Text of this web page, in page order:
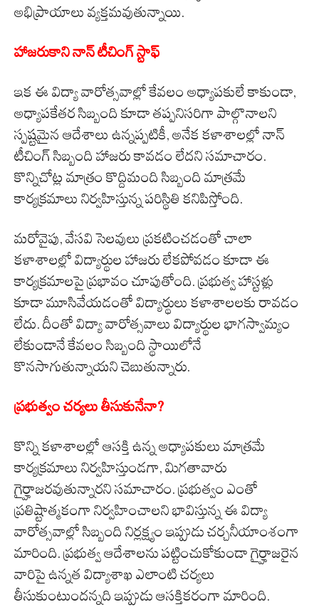
అభిప్రాయాలు వ్యక్తమవుతున్నాయి.
హాజరుకాని నాన్ టీచింగ్ స్టాఫ్
ఇక ఈ విద్యా వారోత్సవాల్లో కేవలం అధ్యాపకులే కాకుండా,
అధ్యాపకేతర సిబ్బంది కూడా తప్పనిసరిగా పాల్గొనాలని
స్పష్టమైన ఆదేశాలు ఉన్నప్పటికీ, అనేక కళాశాలల్లో నాన్
టీచింగ్ సిబ్బంది హాజరు కావడం లేదని సమాచారం.
కొన్నిచోట్ల మాత్రం కొద్దిమంది సిబ్బంది మాత్రమే
కార్యక్రమాలు నిర్వహిస్తున్న పరిస్థితి కనిపిస్తోంది.
మరోవైపు, వేసవి సెలవులు ప్రకటించడంతో చాలా
కళాశాలల్లో విద్యార్థుల హాజరు లేకపోవడం కూడా ఈ
కార్యక్రమాలపై ప్రభావం చూపుతోంది. ప్రభుత్వ హాస్టళ్లు
కూడా మూసివేయడంతో విద్యార్థులు కళాశాలలకు రావడం
లేదు. దీంతో విద్యా వారోత్సవాలు విద్యార్థుల భాగస్వామ్యం
లేకుండానే కేవలం సిబ్బంది స్థాయిలోనే
కొనసాగుతున్నాయని చెబుతున్నారు.
ప్రభుత్వం చర్యలు తీసుకునేనా?
కొన్ని కళాశాలల్లో ఆసక్తి ఉన్న అధ్యాపకులు మాత్రమే
కార్యక్రమాలు నిర్వహిస్తుండగా, మిగతావారు
గైర్హాజరవుతున్నారని సమాచారం. ప్రభుత్వం ఎంతో
ప్రతిష్టాత్మకంగా నిర్వహించాలని భావిస్తున్న ఈ విద్యా
వారోత్సవాల్లో సిబ్బంది నిర్లక్ష్యం ఇప్పుడు చర్చనీయాంశంగా
మారింది. ప్రభుత్వ ఆదేశాలను పట్టించుకోకుండా గైర్హాజరైన
వారిపై ఉన్నత విద్యాశాఖ ఎలాంటి చర్యలు
తీసుకుంటుందన్నది ఇప్పుడు ఆసక్తికరంగా మారింది.